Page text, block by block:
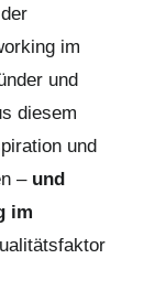
im
und
diesem
und
– und
im